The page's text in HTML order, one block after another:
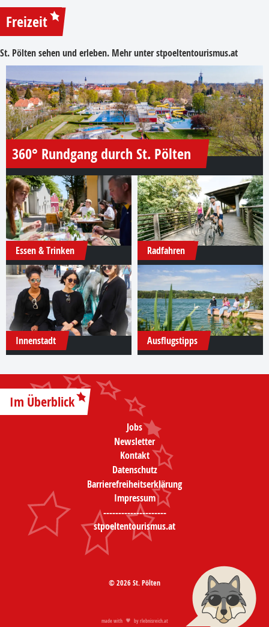
Freizeit
St. Pölten sehen und erleben. Mehr unterstpoeltentourismus.at
360° Rundgang durch St. Pölten
Essen & Trinken Radfahren
Innenstadt Ausflugstipps
Im Überblick
Jobs
Newsletter
Kontakt
Datenschutz
Barrierefreiheitserklärung
Impressum
---------------------
stpoeltentourismus.at
© 2026 St. Pölten
made with by rlebnisreich.at